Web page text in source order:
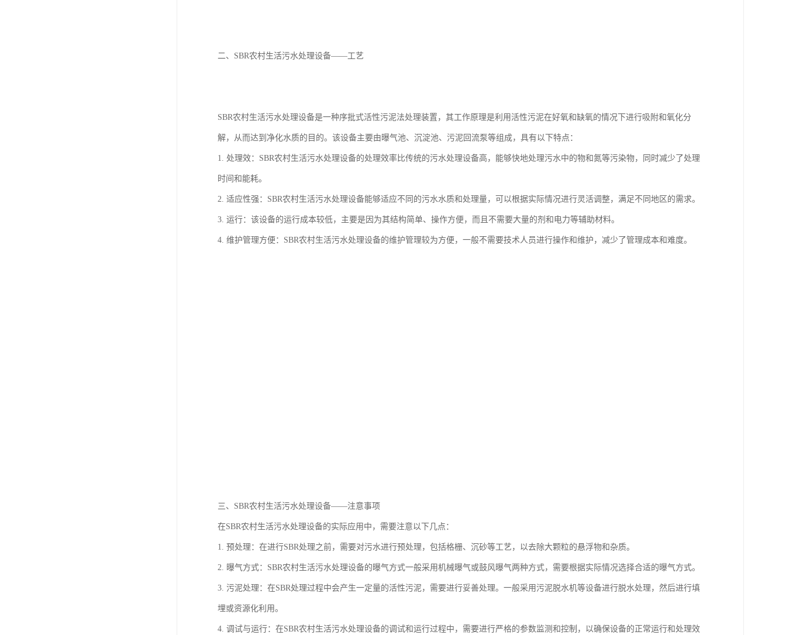
二、SBR农村生活污水处理设备——工艺
SBR农村生活污水处理设备是一种序批式活性污泥法处理装置，其工作原理是利用活性污泥在好氧和缺氧的情况下进行吸附和氧化分
解，从而达到净化水质的目的。该设备主要由曝气池、沉淀池、污泥回流泵等组成，具有以下特点：
1. 处理效：SBR农村生活污水处理设备的处理效率比传统的污水处理设备高，能够快地处理污水中的物和氮等污染物，同时减少了处理
时间和能耗。
2. 适应性强：SBR农村生活污水处理设备能够适应不同的污水水质和处理量，可以根据实际情况进行灵活调整，满足不同地区的需求。
3. 运行：该设备的运行成本较低，主要是因为其结构简单、操作方便，而且不需要大量的剂和电力等辅助材料。
4. 维护管理方便：SBR农村生活污水处理设备的维护管理较为方便，一般不需要技术人员进行操作和维护，减少了管理成本和难度。
三、SBR农村生活污水处理设备——注意事项
在SBR农村生活污水处理设备的实际应用中，需要注意以下几点：
1. 预处理：在进行SBR处理之前，需要对污水进行预处理，包括格栅、沉砂等工艺，以去除大颗粒的悬浮物和杂质。
2. 曝气方式：SBR农村生活污水处理设备的曝气方式一般采用机械曝气或鼓风曝气两种方式，需要根据实际情况选择合适的曝气方式。
3. 污泥处理：在SBR处理过程中会产生一定量的活性污泥，需要进行妥善处理。一般采用污泥脱水机等设备进行脱水处理，然后进行填
埋或资源化利用。
4. 调试与运行：在SBR农村生活污水处理设备的调试和运行过程中，需要进行严格的参数监测和控制，以确保设备的正常运行和处理效